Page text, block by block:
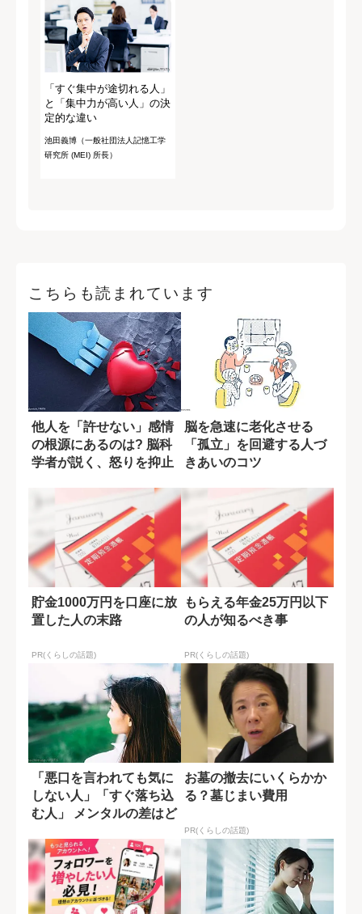
「すぐ集中が途切れる人」
と「集中力が高い人」の決
定的な違い
池田義博（一般社団法人記憶工学
研究所 (MEI) 所長）
こちらも読まれています
他人を「許せない」感情
の根源にあるのは? 脳科
学者が説く、怒りを抑止
脳を急速に老化させる
「孤立」を回避する人づ
きあいのコツ
貯金1000万円を口座に放
置した人の末路
PR(くらしの話題)
もらえる年金25万円以下
の人が知るべき事
PR(くらしの話題)
「悪口を言われても気に
しない人」「すぐ落ち込
む人」 メンタルの差はど
お墓の撤去にいくらかか
る？墓じまい費用
PR(くらしの話題)